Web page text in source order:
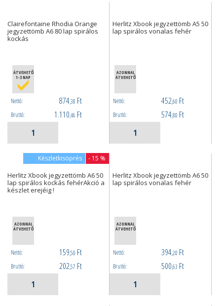
Clairefontaine Rhodia Orange
jegyzettömb A6 80 lap spirálos
kockás
ÁTVEHETŐ
1-3 NAP
Nettó: 874,38 Ft
Bruttó: 1.110,46 Ft
Herlitz Xbook jegyzettömb A5 50
lap spirálos vonalas fehér
AZONNAL
ÁTVEHETŐ
Nettó: 452,60 Ft
Bruttó: 574,80 Ft
- 15 %
Készletkisöprés
Herlitz Xbook jegyzettömb A6 50
lap spirálos kockás fehérAkció a
készlet erejéig !
AZONNAL
ÁTVEHETŐ
Nettó: 159,50 Ft
Bruttó: 202,57 Ft
Herlitz Xbook jegyzettömb A6 50
lap spirálos vonalas fehér
AZONNAL
ÁTVEHETŐ
Nettó: 394,20 Ft
Bruttó: 500,63 Ft